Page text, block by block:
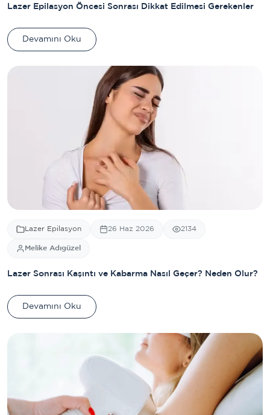
Lazer Epilasyon Öncesi Sonrası Dikkat Edilmesi Gerekenler
Devamını Oku
Lazer Epilasyon 26 Haz 2026 2134
Melike Adıgüzel
Lazer Sonrası Kaşıntı ve Kabarma Nasıl Geçer? Neden Olur?
Devamını Oku